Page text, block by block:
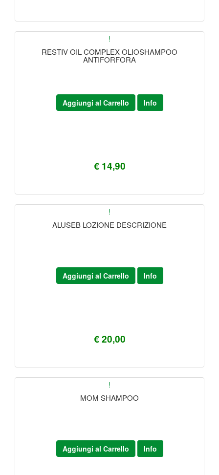
!
RESTIV OIL COMPLEX OLIOSHAMPOO
ANTIFORFORA
€ 14,90
Aggiungi al Carrello Info
!
ALUSEB LOZIONE DESCRIZIONE
€ 20,00
Aggiungi al Carrello Info
!
MOM SHAMPOO
Aggiungi al Carrello Info